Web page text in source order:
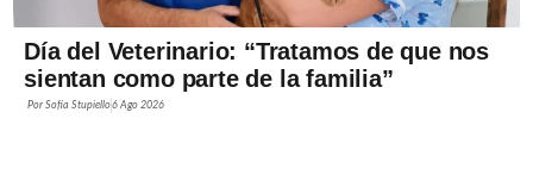
Día del Veterinario: “Tratamos de que nos
sientan como parte de la familia”
PorSofía Stupiello6 Ago 2026